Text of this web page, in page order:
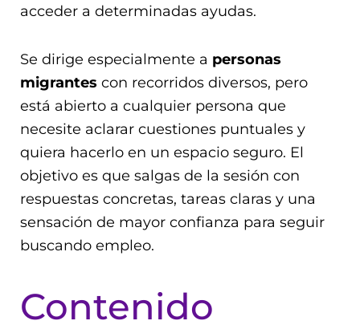
acceder a determinadas ayudas.
Se dirige especialmente a personas
migrantes con recorridos diversos, pero
está abierto a cualquier persona que
necesite aclarar cuestiones puntuales y
quiera hacerlo en un espacio seguro. El
objetivo es que salgas de la sesión con
respuestas concretas, tareas claras y una
sensación de mayor confianza para seguir
buscando empleo.
Contenido